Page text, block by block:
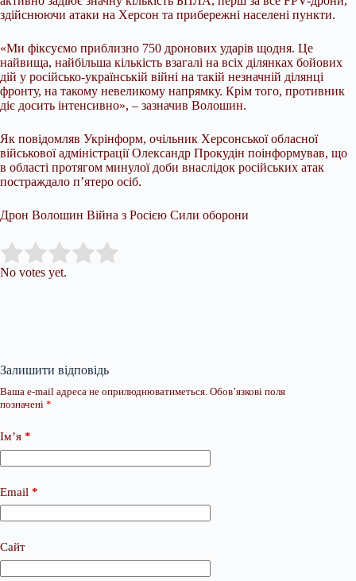
здійснюючи атаки на Херсон та прибережні населені пункти.
«Ми фіксуємо приблизно 750 дронових ударів щодня. Це
найвища, найбільша кількість взагалі на всіх ділянках бойових
дій у російсько-українській війні на такій незначній ділянці
фронту, на такому невеликому напрямку. Крім того, противник
діє досить інтенсивно», – зазначив Волошин.
Як повідомляв Укрінформ, очільник Херсонської обласної
військової адміністрації Олександр Прокудін поінформував, що
в області протягом минулої доби внаслідок російських атак
постраждало п’ятеро осіб.
Дрон Волошин Війна з Росією Сили оборони
Rate this item:
No votes yet.
Залишити відповідь
Ваша e-mail адреса не оприлюднюватиметься. Обов’язкові поля
позначені *
Ім’я *
Email *
Сайт